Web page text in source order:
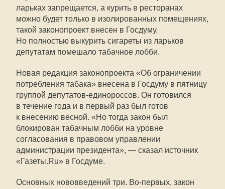
ларьках запрещается, а курить в ресторанах
можно будет только в изолированных помещениях,
такой законопроект внесен в Госдуму.
Но полностью выкурить сигареты из ларьков
депутатам помешало табачное лобби.
Новая редакция законопроекта «Об ограничении
потребления табака» внесена в Госдуму в пятницу
группой депутатов-единороссов. Он готовился
в течение года и в первый раз был готов
к внесению весной. «Но тогда закон был
блокирован табачным лобби на уровне
согласования в правовом управлении
администрации президента», — сказал источник
«Газеты.Ru» в Госдуме.
Основных нововведений три. Во-первых, закон